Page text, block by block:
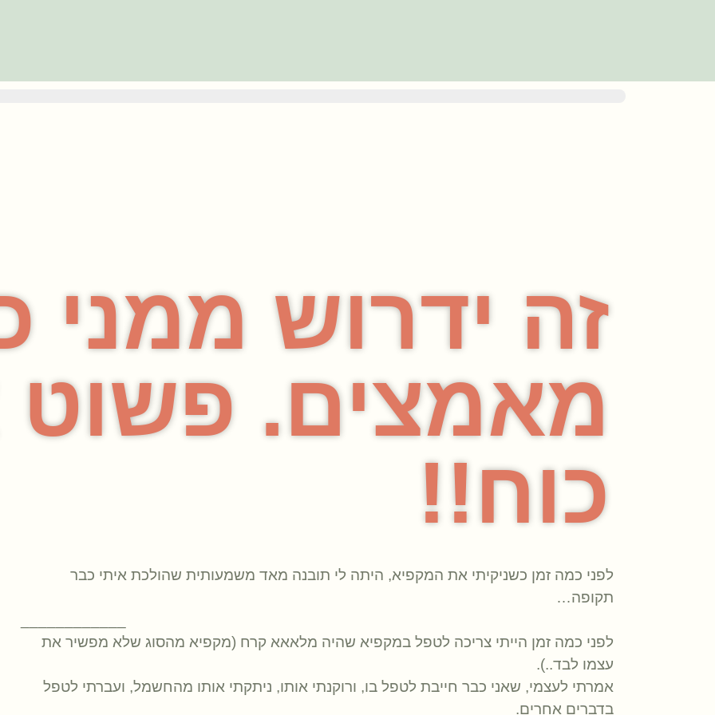
זה ידרוש ממני
מאמצים. פשוט
כוח!!
לפני כמה זמן כשניקיתי את המקפיא, היתה לי תובנה מאד משמעותית שהולכת איתי כבר
תקופה…
לפני כמה זמן הייתי צריכה לטפל במקפיא שהיה מלאאא קרח (מקפיא מהסוג שלא מפשיר את
עצמו לבד..).
אמרתי לעצמי, שאני כבר חייבת לטפל בו, ורוקנתי אותו, ניתקתי אותו מהחשמל, ועברתי לטפל
בדברים אחרים.